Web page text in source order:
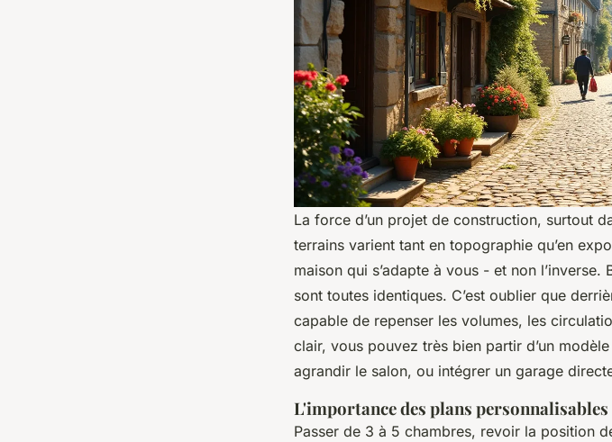
La force d’un projet de construction, surtout
terrains varient tant en topographie qu’en
maison qui s’adapte à vous - et non
sont toutes identiques. C’est oublier que
capable de repenser les volumes, les
clair, vous pouvez très bien partir d’un
agrandir le salon, ou intégrer un garage
L'importance des plans personnalisables
Passer de 3 à 5 chambres, revoir la position